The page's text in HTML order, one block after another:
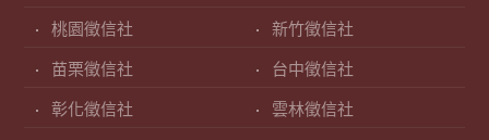
桃園徵信社 新竹徵信社
苗栗徵信社 台中徵信社
彰化徵信社 雲林徵信社